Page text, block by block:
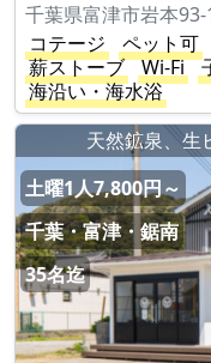
千葉県富津市岩本93-
コテージ
ペット可
薪ストーブ
Wi-Fi
海沿い・海水浴
天然鉱泉、生
土曜1人7,800円～
千葉・富津・鋸南
35名迄